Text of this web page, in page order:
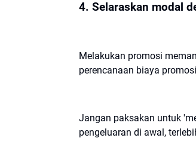
4. Selaraskan modal
Melakukan promosi
perencanaan biaya
Jangan paksakan untuk
pengeluaran di awal,